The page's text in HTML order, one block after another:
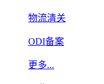
物流清关
ODI备案
更多...